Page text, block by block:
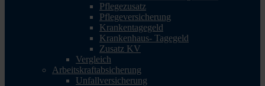
Pflegezusatz
Pflegeversicherung
Krankentagegeld
Krankenhaus- Tagegeld
Zusatz KV
Vergleich
Arbeitskraftabsicherung
Unfallversicherung